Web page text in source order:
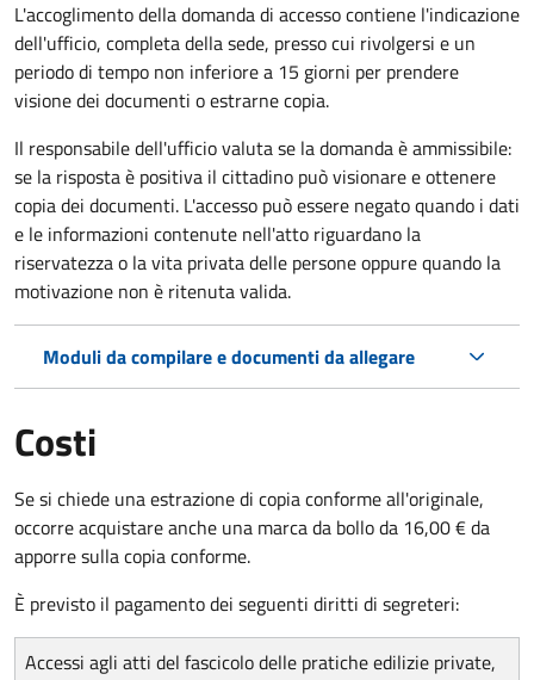
L'accoglimento della domanda di accesso contiene l'indicazione
dell'ufficio, completa della sede, presso cui rivolgersi e un
periodo di tempo non inferiore a 15 giorni per prendere
visione dei documenti o estrarne copia.
Il responsabile dell'ufficio valuta se la domanda è ammissibile:
se la risposta è positiva il cittadino può visionare e ottenere
copia dei documenti. L'accesso può essere negato quando i dati
e le informazioni contenute nell'atto riguardano la
riservatezza o la vita privata delle persone oppure quando la
motivazione non è ritenuta valida.
Moduli da compilare e documenti da allegare
Costi
Se si chiede una estrazione di copia conforme all'originale,
occorre acquistare anche una marca da bollo da 16,00 € da
apporre sulla copia conforme.
È previsto il pagamento dei seguenti diritti di segreteri:
Accessi agli atti del fascicolo delle pratiche edilizie private,